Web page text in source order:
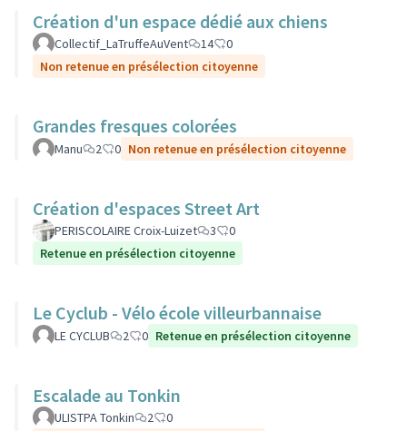
Création d'un espace dédié aux chiens
Collectif_LaTruffeAuVent 14
0
Non retenue en présélection citoyenne
Grandes fresques colorées
Manu 2 0 Non retenue en présélection citoyenne
Création d'espaces Street Art
PERISCOLAIRE Croix-Luizet 3
0
Retenue en présélection citoyenne
Le Cyclub - Vélo école villeurbannaise
LE CYCLUB 2 0 Retenue en présélection citoyenne
Escalade au Tonkin
ULISTPA Tonkin 2
0